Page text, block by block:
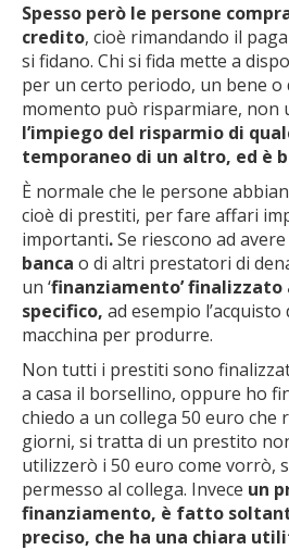
Spesso però le persone
credito, cioè rimandando il
si fidano. Chi si fida mette a
per un certo periodo, un bene o
momento può risparmiare, non
l’impiego del risparmio di
temporaneo di un altro, ed è
È normale che le persone
cioè di prestiti, per fare affari
importanti.Se riescono ad avere
banca o di altri prestatori di
un ‘finanziamento’ finalizzato
specifico, ad esempio
macchina per produrre.
Non tutti i prestiti sono
a casa il borsellino, oppure ho
chiedo a un collega 50 euro
giorni, si tratta di un prestito
utilizzerò i 50 euro come vorrò,
permesso al collega. Invece un
finanziamento, è fatto
preciso, che ha una chiara